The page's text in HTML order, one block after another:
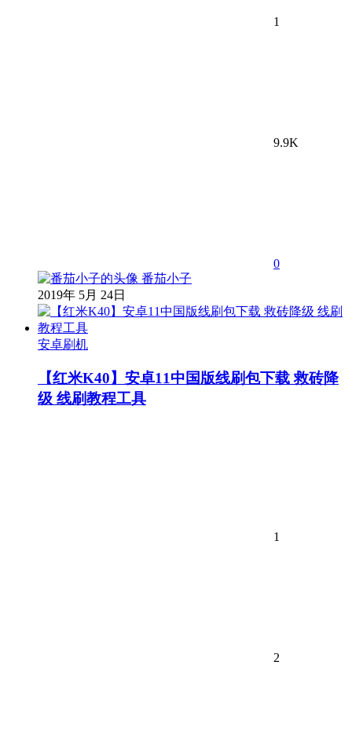
1
9.9K
0
番茄小子
2019年 5月 24日
安卓刷机
【红米K40】安卓11中国版线刷包下载 救砖降
级 线刷教程工具
1
2